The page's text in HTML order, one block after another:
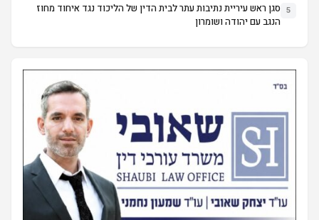
5 סגן ראש עיריית נתיבות עתר לבית הדין של הליכוד נגד איחוד מחוז
הנגב עם יהודה ושומרון